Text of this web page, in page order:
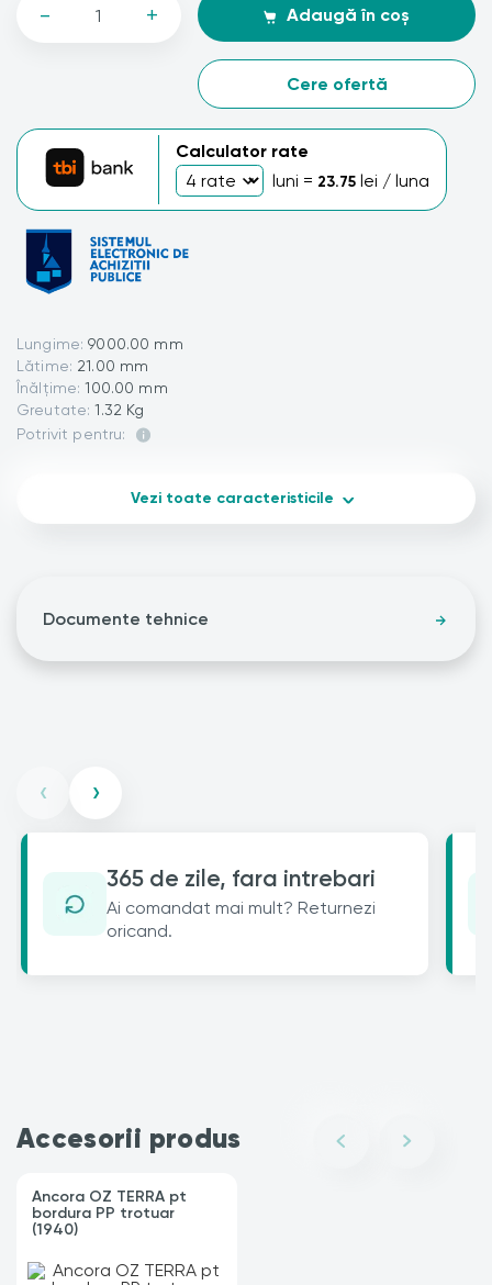
- + Adaugă în coș
Cere ofertă
Calculator rate
luni = 23.75 lei / luna
Lungime: 9000.00 mm
Lătime: 21.00 mm
Înălțime: 100.00 mm
Greutate: 1.32 Kg
Potrivit pentru:
Vezi toate caracteristicile
Documente tehnice
‹ ›
365 de zile, fara intrebari
Ai comandat mai mult? Returnezi
oricand.
Accesorii produs
Ancora OZ TERRA pt
bordura PP trotuar
(1940)